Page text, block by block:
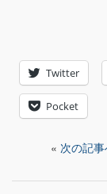
Twitter
Pocket
« 次の記